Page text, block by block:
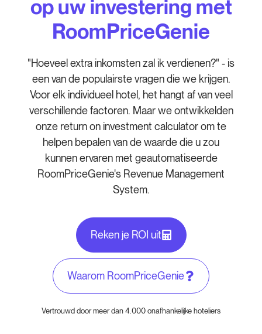
op uw investering met
RoomPriceGenie
"Hoeveel extra inkomsten zal ik verdienen?" - is
een van de populairste vragen die we krijgen.
Voor elk individueel hotel, het hangt af van veel
verschillende factoren. Maar we ontwikkelden
onze return on investment calculator om te
helpen bepalen van de waarde die u zou
kunnen ervaren met geautomatiseerde
RoomPriceGenie's Revenue Management
System.
Reken je ROI uit
Waarom RoomPriceGenie
Vertrouwd door meer dan 4.000 onafhankelijke hoteliers